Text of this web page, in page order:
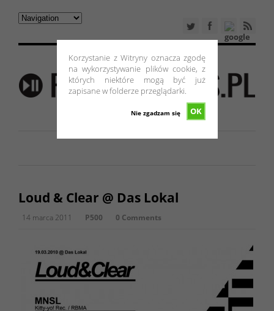
Korzystanie z Witryny oznacza zgodę
na wykorzystywanie plików cookie, z
których niektóre mogą być już
zapisane w folderze przeglądarki.
OK
Nie zgadzam się
Loud & Clear @ Das Lokal
14 marca 2011 P500 0 Comments